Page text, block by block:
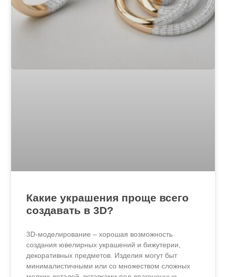
Какие украшения проще всего
создавать в 3D?
3D-моделирование – хорошая возможность
создания ювелирных украшений и бижутерии,
декоративных предметов. Изделия могут быт
минималистичными или со множеством сложных